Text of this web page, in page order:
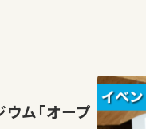
ム「オープ